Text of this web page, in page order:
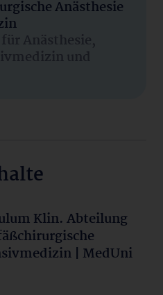
Anästhesie
Anästhesie,
und
Klin. Abteilung
| MedUni